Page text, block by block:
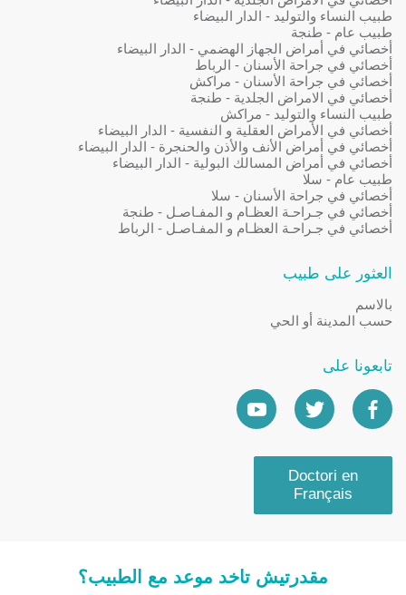
طبيب النساء والتوليد - الدار البيضاء
طبيب عام - طنجة
أخصائي في أمراض الجهاز الهضمي - الدار البيضاء
أخصائي في جراحة الأسنان - الرباط
أخصائي في جراحة الأسنان - مراكش
أخصائي في الامراض الجلدية - طنجة
طبيب النساء والتوليد - مراكش
أخصائي في الأمراض العقلية و النفسية - الدار البيضاء
أخصائي في أمراض الأنف والأذن والحنجرة - الدار البيضاء
أخصائي في أمراض المسالك البولية - الدار البيضاء
طبيب عام - سلا
أخصائي في جراحة الأسنان - سلا
أخصائي في جـراحـة العظـام و المفـاصـل - طنجة
أخصائي في جـراحـة العظـام و المفـاصـل - الرباط
العثور على طبيب
بالاسم
حسب المدينة أو الحي
تابعونا على
Doctori en
Français
مقدرتيش تاخد موعد مع الطبيب؟